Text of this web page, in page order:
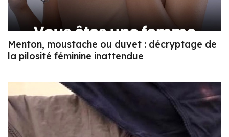
Menton, moustache ou duvet : décryptage de
la pilosité féminine inattendue